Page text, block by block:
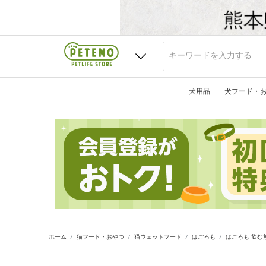
犬用品 犬フード・
ホーム 猫フード・おやつ 猫ウェットフード はごろも はごろも 飲む